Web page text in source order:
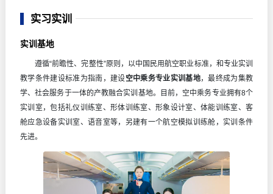
实习实训
实训基地
遵循“前瞻性、完整性”原则，以中国民用航空职业标准，和专业实训
教学条件建设标准为指南，建设空中乘务专业实训基地，最终成为集教
学、社会服务于一体的产教融合实训基地。目前，空中乘务专业拥有8个
实训室，包括礼仪训练室、形体训练室、形象设计室、体能训练室、客
舱应急设备实训室、语音室等，另建有一个航空模拟训练舱，实训条件
先进。